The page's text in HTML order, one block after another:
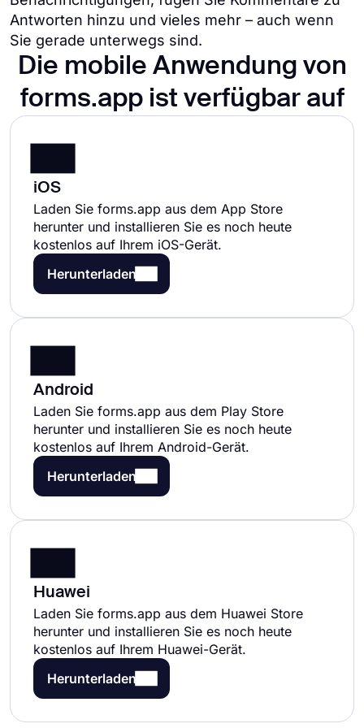
Antworten hinzu und vieles mehr – auch wenn
Sie gerade unterwegs sind.
Die mobile Anwendung von
forms.app ist verfügbar auf
iOS
Laden Sie forms.app aus dem App Store
herunter und installieren Sie es noch heute
kostenlos auf Ihrem iOS-Gerät.
Herunterladen
Android
Laden Sie forms.app aus dem Play Store
herunter und installieren Sie es noch heute
kostenlos auf Ihrem Android-Gerät.
Herunterladen
Huawei
Laden Sie forms.app aus dem Huawei Store
herunter und installieren Sie es noch heute
kostenlos auf Ihrem Huawei-Gerät.
Herunterladen